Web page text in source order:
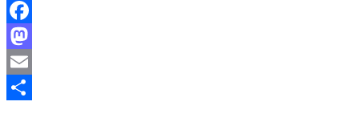
Facebook
Mastodon
Email